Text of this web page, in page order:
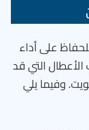
على أداء
التي قد
وفيما يلي